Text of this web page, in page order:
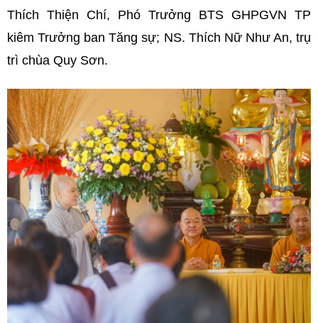
Thích Thiện Chí, Phó Trưởng BTS GHPGVN TP
kiêm Trưởng ban Tăng sự; NS. Thích Nữ Như An, trụ
trì chùa Quy Sơn.